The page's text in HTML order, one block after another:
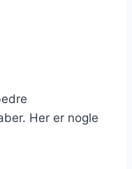
Her er nogle